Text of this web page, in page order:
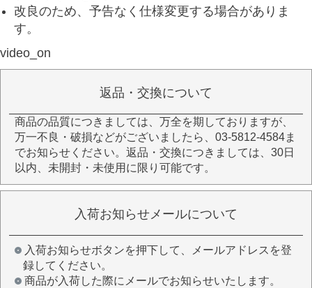
改良のため、予告なく仕様変更する場合がありま
す。
video_on
返品・交換について
商品の品質につきましては、万全を期しておりますが、
万一不良・破損などがございましたら、03-5812-4584ま
でお知らせください。返品・交換につきましては、30日
以内、未開封・未使用に限り可能です。
入荷お知らせメールについて
入荷お知らせボタンを押下して、メールアドレスを登
録してください。
商品が入荷した際にメールでお知らせいたします。